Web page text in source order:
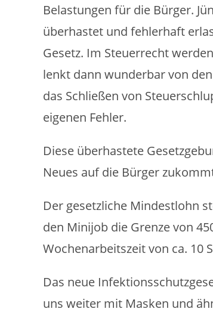
Belastungen für die Bürger.
überhastet und fehlerhaft
Gesetz. Im Steuerrecht
lenkt dann wunderbar von
das Schließen von
eigenen Fehler.
Diese überhastete
Neues auf die Bürger
Der gesetzliche Mindestlohn
den Minijob die Grenze von
Wochenarbeitszeit von ca. 10
Das neue
uns weiter mit Masken und